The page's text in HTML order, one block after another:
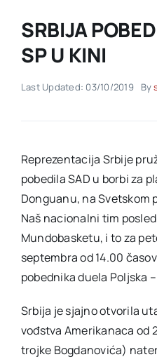
Akti SSAB
Kontakt
SRBIJA
SP U KINI
Last Updated: 03/10/2019 By
Reprezentacija Srbije
pobedila SAD u borbi za
Donguanu, na Svetskom
Naš nacionalni tim
Mundobasketu, i to za
septembra od 14.00
pobednika duela Poljska
Srbija je sjajno otvorila
vođstva Amerikanaca od
trojke Bogdanovića)